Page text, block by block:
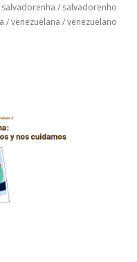
salvadorenha / salvadorenho
/venezuelana /venezuelano